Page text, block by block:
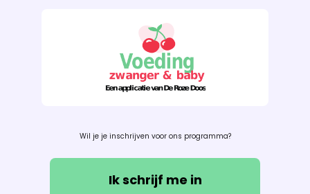
Wil je je inschrijven voor ons programma?
Ik schrijf me in